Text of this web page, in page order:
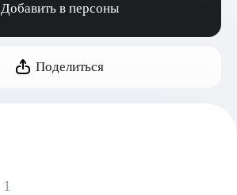
Добавить в персоны
Поделиться
1